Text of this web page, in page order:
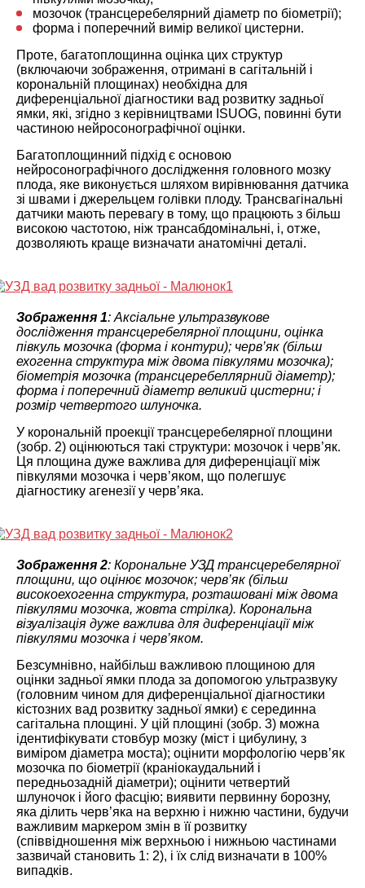
мозочок (трансцеребелярний діаметр по біометрії);
форма і поперечний вимір великої цистерни.
Проте, багатоплощинна оцінка цих структур
(включаючи зображення, отримані в сагітальній і
корональній площинах) необхідна для
диференціальної діагностики вад розвитку задньої
ямки, які, згідно з керівництвами ISUOG, повинні бути
частиною нейросонографічної оцінки.
Багатоплощинний підхід є основою
нейросонографічного дослідження головного мозку
плода, яке виконується шляхом вирівнювання датчика
зі швами і джерельцем голівки плоду. Трансвагінальні
датчики мають перевагу в тому, що працюють з більш
високою частотою, ніж трансабдомінальні, і, отже,
дозволяють краще визначати анатомічні деталі.
Зображення 1: Аксіальне ультразвукове
дослідження трансцеребелярної площини, оцінка
півкуль мозочка (форма і контури); черв’як (більш
ехогенна структура між двома півкулями мозочка);
біометрія мозочка (трансцеребеллярний діаметр);
форма і поперечний діаметр великий цистерни; і
розмір четвертого шлуночка.
У корональній проекції трансцеребелярної площини
(зобр. 2) оцінюються такі структури: мозочок і черв’як.
Ця площина дуже важлива для диференціації між
півкулями мозочка і черв’яком, що полегшує
діагностику агенезії у черв’яка.
Зображення 2: Корональне УЗД трансцеребелярної
площини, що оцінює мозочок; черв’як (більш
високоехогенна структура, розташовані між двома
півкулями мозочка, жовта стрілка). Корональна
візуалізація дуже важлива для диференціації між
півкулями мозочка і черв’яком.
Безсумнівно, найбільш важливою площиною для
оцінки задньої ямки плода за допомогою ультразвуку
(головним чином для диференціальної діагностики
кістозних вад розвитку задньої ямки) є серединна
сагітальна площині. У цій площині (зобр. 3) можна
ідентифікувати стовбур мозку (міст і цибулину, з
виміром діаметра моста); оцінити морфологію черв’як
мозочка по біометрії (краніокаудальний і
передньозадній діаметри); оцінити четвертий
шлуночок і його фасцію; виявити первинну борозну,
яка ділить черв’яка на верхню і нижню частини, будучи
важливим маркером змін в її розвитку
(співвідношення між верхньою і нижньою частинами
зазвичай становить 1: 2), і їх слід визначати в 100%
випадків.